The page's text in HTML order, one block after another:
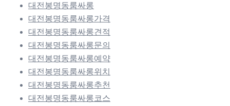
대전봉명동룸싸롱
대전봉명동룸싸롱가격
대전봉명동룸싸롱견적
대전봉명동룸싸롱문의
대전봉명동룸싸롱예약
대전봉명동룸싸롱위치
대전봉명동룸싸롱추천
대전봉명동룸싸롱코스